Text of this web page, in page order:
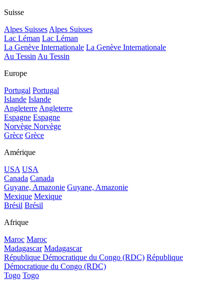
Suisse
Alpes Suisses Alpes Suisses
Lac Léman Lac Léman
La Genève Internationale La Genève Internationale
Au Tessin Au Tessin
Europe
Portugal Portugal
Islande Islande
Angleterre Angleterre
Espagne Espagne
Norvège Norvège
Grèce Grèce
Amérique
USA USA
Canada Canada
Guyane, Amazonie Guyane, Amazonie
Mexique Mexique
Brésil Brésil
Afrique
Maroc Maroc
Madagascar Madagascar
République Démocratique du Congo (RDC) République
Démocratique du Congo (RDC)
Togo Togo